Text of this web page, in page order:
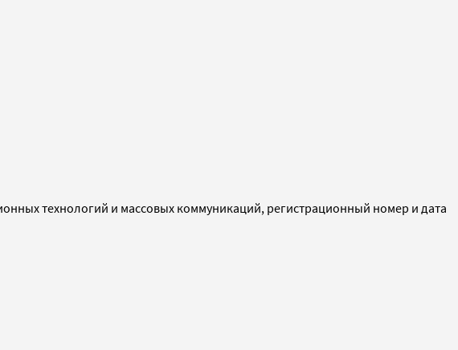
технологий и массовых коммуникаций, регистрационный номер и дата